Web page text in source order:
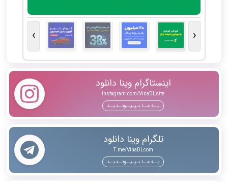
‹
›
اینستاگرام وینا دانلود
Instagram.com/VinaDLsite
بــه مــا بـپـیــونــدیــد
تلگرام وینا دانلود
T.me/VinaDLcom
بــه مــا بـپـیــونــدیــد